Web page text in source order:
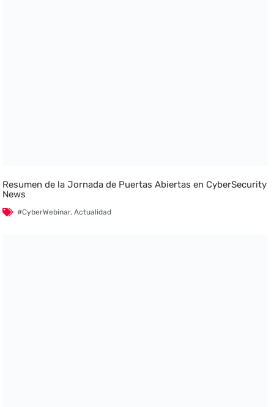
Resumen de la Jornada de Puertas Abiertas en CyberSecurity
News
#CyberWebinar,Actualidad